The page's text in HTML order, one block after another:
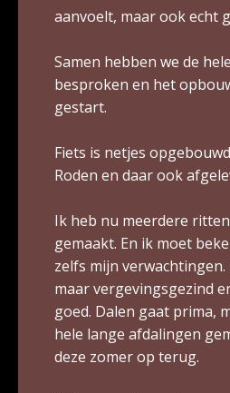
aanvoelt, maar ook echt
Samen hebben we de
besproken en het
gestart.
Fiets is netjes
Roden en daar ook
Ik heb nu meerdere
gemaakt. En ik moet
zelfs mijn
maar vergevingsgezind
goed. Dalen gaat prima,
hele lange afdalingen
deze zomer op terug.